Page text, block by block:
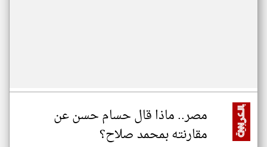
مصر.. ماذا قال حسام حسن عن
مقارنته بمحمد صلاح؟